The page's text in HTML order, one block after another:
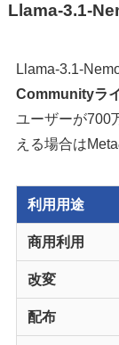
Llama-3.1-
Llama-3.1-
Communityラ
ユーザーが700
える場合は
利用用途
商用利用
改変
配布